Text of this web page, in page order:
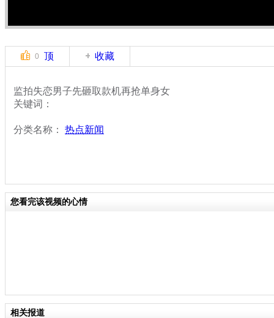
0 顶 收藏
监拍失恋男子先砸取款机再抢单身女
关键词：
分类名称： 热点新闻
您看完该视频的心情
相关报道